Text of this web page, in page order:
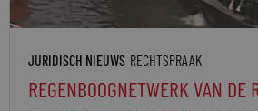
JURIDISCH NIEUWS RECHTSPRAAK
REGENBOOGNETWERK VAN DE